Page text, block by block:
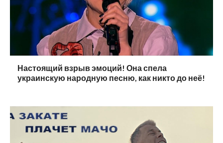
Настоящий взрыв эмоций! Она спела
украинскую народную песню, как никто до неё!